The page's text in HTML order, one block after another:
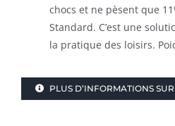
chocs et ne pèsent que
Standard. C’est une
la pratique des loisirs.
PLUS D’INFORMATIONS